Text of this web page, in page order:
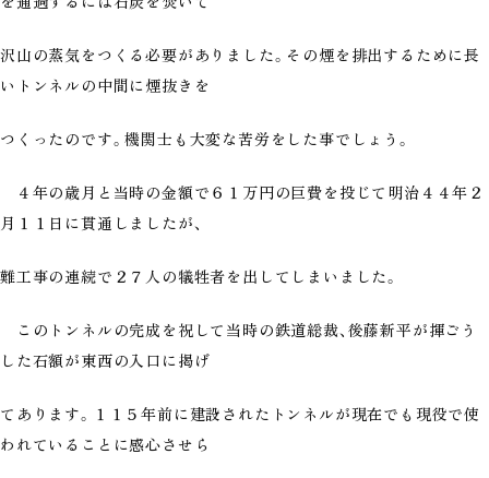
沢山の蒸気をつくる必要がありました。その煙を排出するために長
いトンネルの中間に煙抜きを
つくったのです。機関士も大変な苦労をした事でしょう。
４年の歳月と当時の金額で６１万円の巨費を投じて明治４４年２
月１１日に貫通しましたが、
難工事の連続で２７人の犠牲者を出してしまいました。
このトンネルの完成を祝して当時の鉄道総裁、後藤新平が揮ごう
した石額が東西の入口に掲げ
てあります。１１５年前に建設されたトンネルが現在でも現役で使
われていることに感心させら